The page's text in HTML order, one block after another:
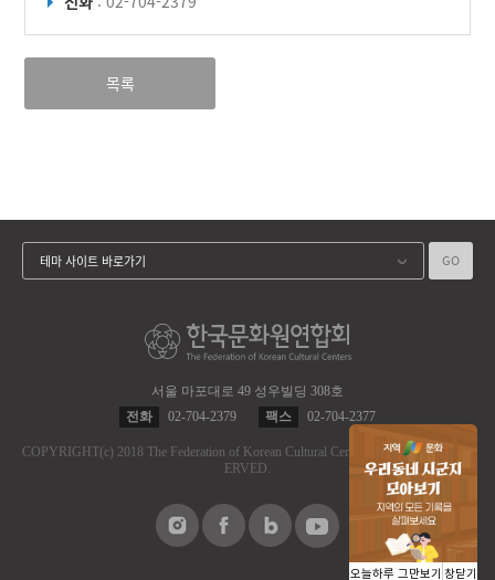
목록
서울 마포대로 49 성우빌딩 308호
전화
02-704-2379 팩스 02-704-2377
COPYRIGHT(c) 2018 The Federation of Korean Cultural Centers.
ALL RIGHT RES
ERVED.
테마 사이트 바로가기 GO
오늘하루 그만보기 창닫기